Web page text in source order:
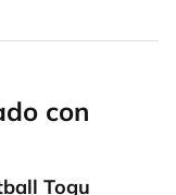
con
Togu